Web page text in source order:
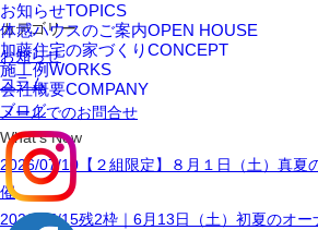
お知らせTOPICS
体感ハウスのご案内OPEN HOUSE
加藤住宅の家づくりCONCEPT
施工例WORKS
会社概要COMPANY
メールでのお問合せ
カテゴリー
お知らせ
コラム
ブログ
What's New
2026/07/10 【２組限定】８月１日（土）真夏
催
2026/05/15残2枠｜6月13日（土）初夏のオ